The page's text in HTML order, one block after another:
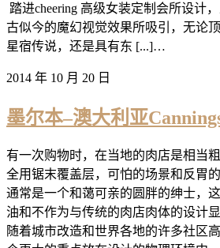
踏进cheering 高级女装定制会所设计
古似今的魔幻视觉效果所吸引，无论
星宿传说，还是具有东 [...]…
2014 年 10 月 20 日
墨尔本–澳大利亚
有一次购物时，在当地的肉店是相当
全用锯末覆盖层，可怕的场景和反胃
通常是一个和蔼可亲的圆胖的绅士，
油和不作为与传统的肉店肉体的设计
随着城市改造和世界各地的许多社区